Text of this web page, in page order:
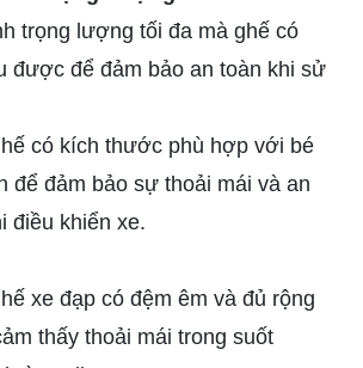
trọng lượng tối đa mà ghế có
được để đảm bảo an toàn khi sử
có kích thước phù hợp với bé
để đảm bảo sự thoải mái và an
điều khiển xe.
xe đạp có đệm êm và đủ rộng
thấy thoải mái trong suốt